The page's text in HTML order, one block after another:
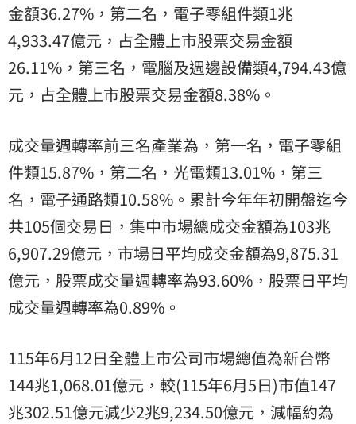
金額36.27%，第二名，電子零組件類1兆
4,933.47億元，占全體上市股票交易金額
26.11%，第三名，電腦及週邊設備類4,794.43億
元，占全體上市股票交易金額8.38%。
成交量週轉率前三名產業為，第一名，電子零組
件類15.87%，第二名，光電類13.01%，第三
名，電子通路類10.58%。累計今年年初開盤迄今
共105個交易日，集中市場總成交金額為103兆
6,907.29億元，市場日平均成交金額為9,875.31
億元，股票成交量週轉率為93.60%，股票日平均
成交量週轉率為0.89%。
115年6月12日全體上市公司市場總值為新台幣
144兆1,068.01億元，較(115年6月5日)市值147
兆302.51億元減少2兆9,234.50億元，減幅約為